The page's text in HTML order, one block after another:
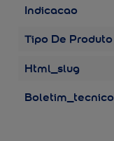
Indicacao
Tipo De Produto
Html_slug
Boletim_tecnico